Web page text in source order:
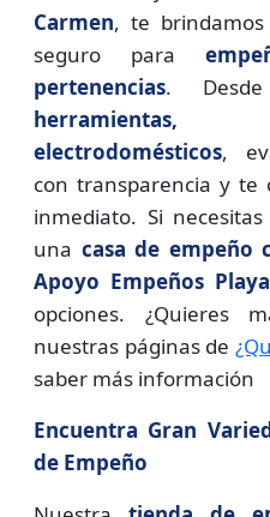
Carmen, te
seguro para
pertenencias.
electrodomésticos,
con transparencia y te
inmediato. Si
una casa de empeño
Apoyo Empeños
opciones. ¿Quieres
nuestras páginas de
saber más información
Encuentra Gran
de Empeño